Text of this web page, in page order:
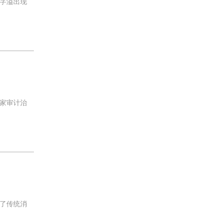
溢出现
审计治
传统消